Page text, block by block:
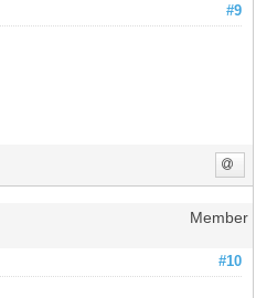
#9
Member
#10